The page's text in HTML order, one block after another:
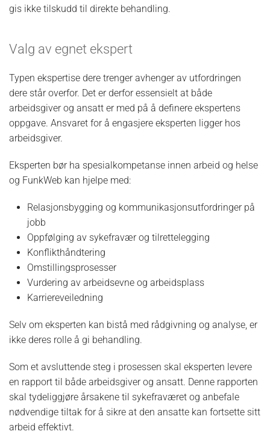
gis ikke tilskudd til direkte behandling.
Valg av egnet ekspert
Typen ekspertise dere trenger avhenger av utfordringen
dere står overfor. Det er derfor essensielt at både
arbeidsgiver og ansatt er med på å definere ekspertens
oppgave. Ansvaret for å engasjere eksperten ligger hos
arbeidsgiver.
Eksperten bør ha spesialkompetanse innen arbeid og helse
og FunkWeb kan hjelpe med:
Relasjonsbygging og kommunikasjonsutfordringer på
jobb
Oppfølging av sykefravær og tilrettelegging
Konflikthåndtering
Omstillingsprosesser
Vurdering av arbeidsevne og arbeidsplass
Karriereveiledning
Selv om eksperten kan bistå med rådgivning og analyse, er
ikke deres rolle å gi behandling.
Som et avsluttende steg i prosessen skal eksperten levere
en rapport til både arbeidsgiver og ansatt. Denne rapporten
skal tydeliggjøre årsakene til sykefraværet og anbefale
nødvendige tiltak for å sikre at den ansatte kan fortsette sitt
arbeid effektivt.